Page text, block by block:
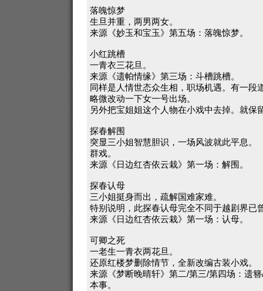
落魄惊梦
生旦并重，两男两女。
来源《妙玉和宝玉》第五场：落魄惊梦。
小红跳槽
一青衣三花旦。
来源《遗帕情缘》第三场：斗槽跳槽。
同样是人情世态众生相，职场机遇。有一段
略微改动一下女一号出场。
另外把宝姐姐这个人物在小戏中去掉。就保
探春解围
突显三小姐智慧胆识，一场风波就此平息。
群戏。
来源《日边红杏依云栽》第一场：解围。
探春认母
三小姐挺身而出，疏解国难家难。
特别说明，此探春认母完全不同于越剧界已
来源《日边红杏依云栽》第一场：认母。
可卿之死
一老生一青衣两花旦。
还原红楼梦删除情节，全新改编古装小戏。
来源《梦断晚晴轩》第二/第三/第四场：遗
本事。